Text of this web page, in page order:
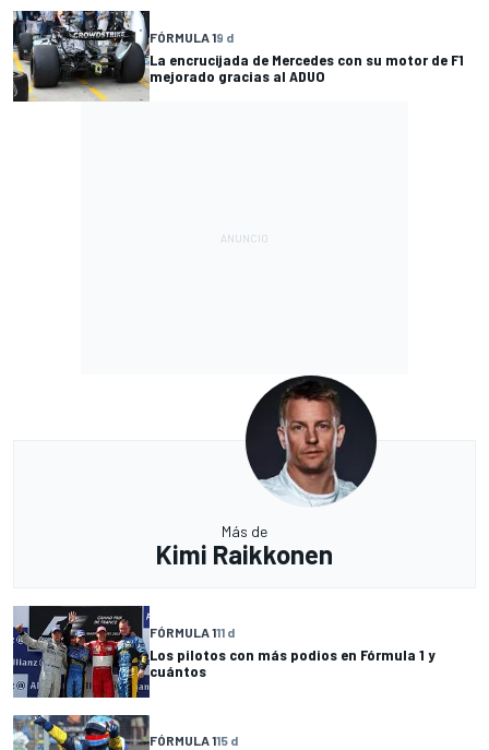
FÓRMULA 19 d
La encrucijada de Mercedes con su motor de F1
mejorado gracias al ADUO
Más de
Kimi Raikkonen
FÓRMULA 111 d
Los pilotos con más podios en Fórmula 1 y
cuántos
FÓRMULA 115 d